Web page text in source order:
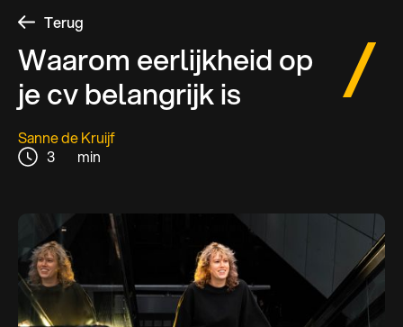
Terug
Waarom eerlijkheid op
je cv belangrijk is
Sanne de Kruijf
3
min